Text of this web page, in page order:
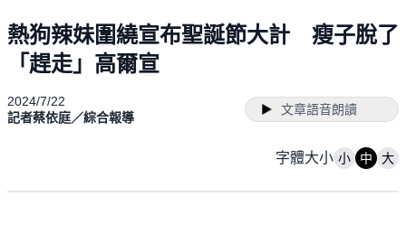
熱狗辣妹圍繞宣布聖誕節大計 瘦子脫了
「趕走」高爾宣
2024/7/22
記者蔡依庭／綜合報導
文章語音朗讀
字體大小 小 中 大